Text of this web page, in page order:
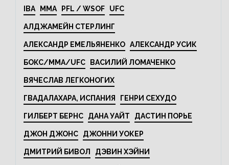
IBA MMA PFL / WSOF UFC
АЛДЖАМЕЙН СТЕРЛИНГ
АЛЕКСАНДР ЕМЕЛЬЯНЕНКО АЛЕКСАНДР УСИК
БОКС/MMA/UFC ВАСИЛИЙ ЛОМАЧЕНКО
ВЯЧЕСЛАВ ЛЕГКОНОГИХ
ГВАДАЛАХАРА, ИСПАНИЯ ГЕНРИ СЕХУДО
ГИЛБЕРТ БЕРНС ДАНА УАЙТ ДАСТИН ПОРЬЕ
ДЖОН ДЖОНС ДЖОННИ УОКЕР
ДМИТРИЙ БИВОЛ ДЭВИН ХЭЙНИ